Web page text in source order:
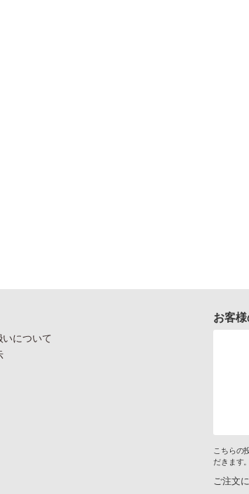
について
お客
こちらの
だきます
ご注文